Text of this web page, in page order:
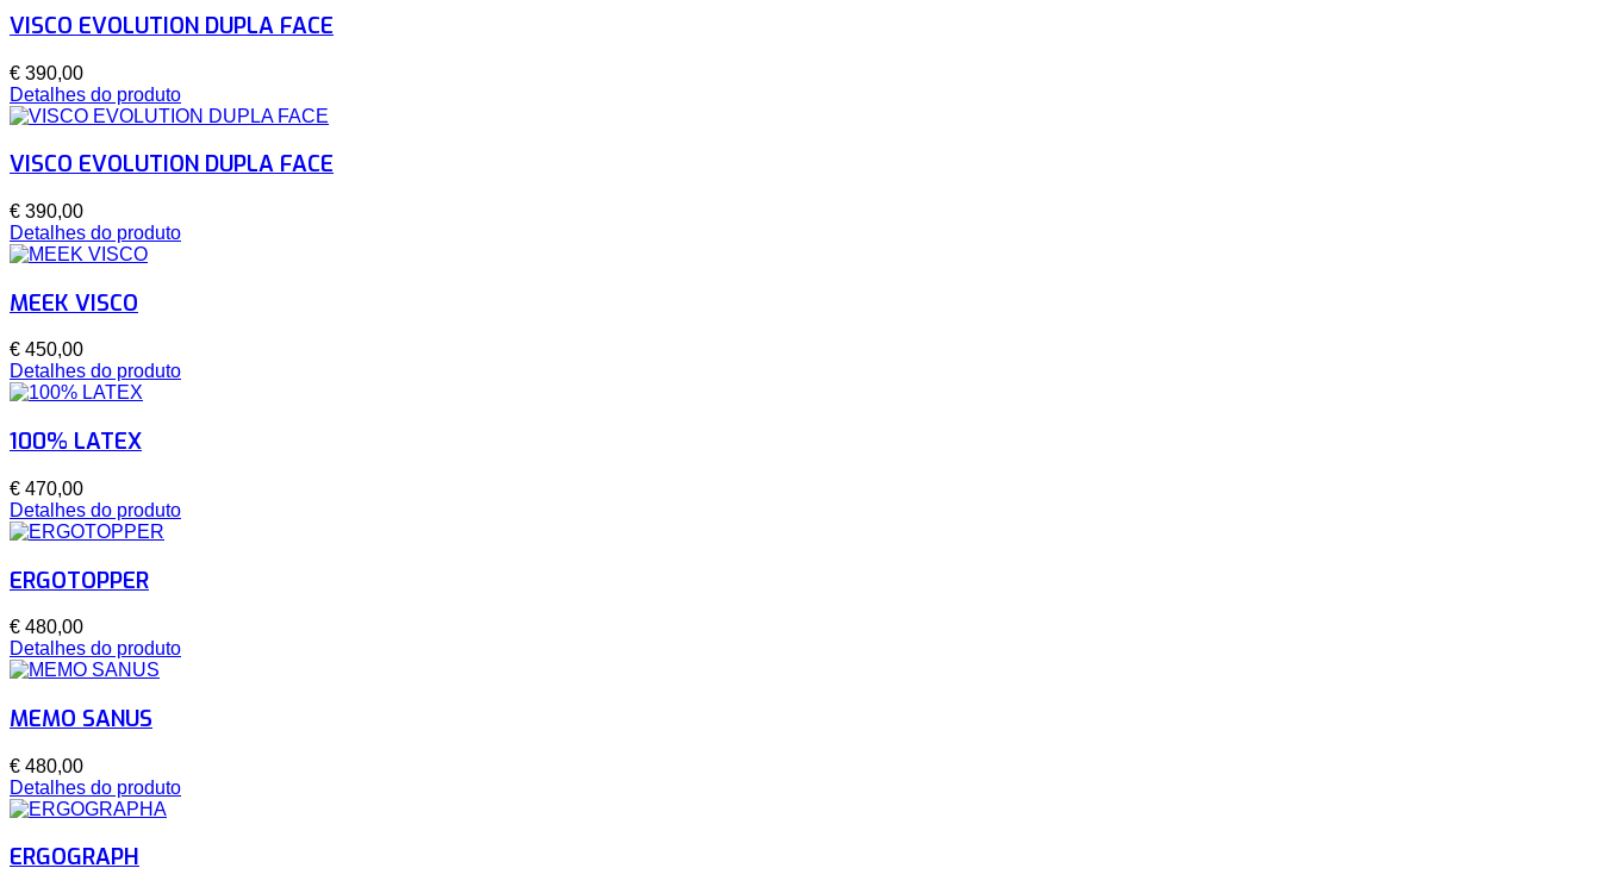
VISCO EVOLUTION DUPLA FACE
€ 390,00
Detalhes do produto
VISCO EVOLUTION DUPLA FACE
€ 390,00
Detalhes do produto
MEEK VISCO
€ 450,00
Detalhes do produto
100% LATEX
€ 470,00
Detalhes do produto
ERGOTOPPER
€ 480,00
Detalhes do produto
MEMO SANUS
€ 480,00
Detalhes do produto
ERGOGRAPH